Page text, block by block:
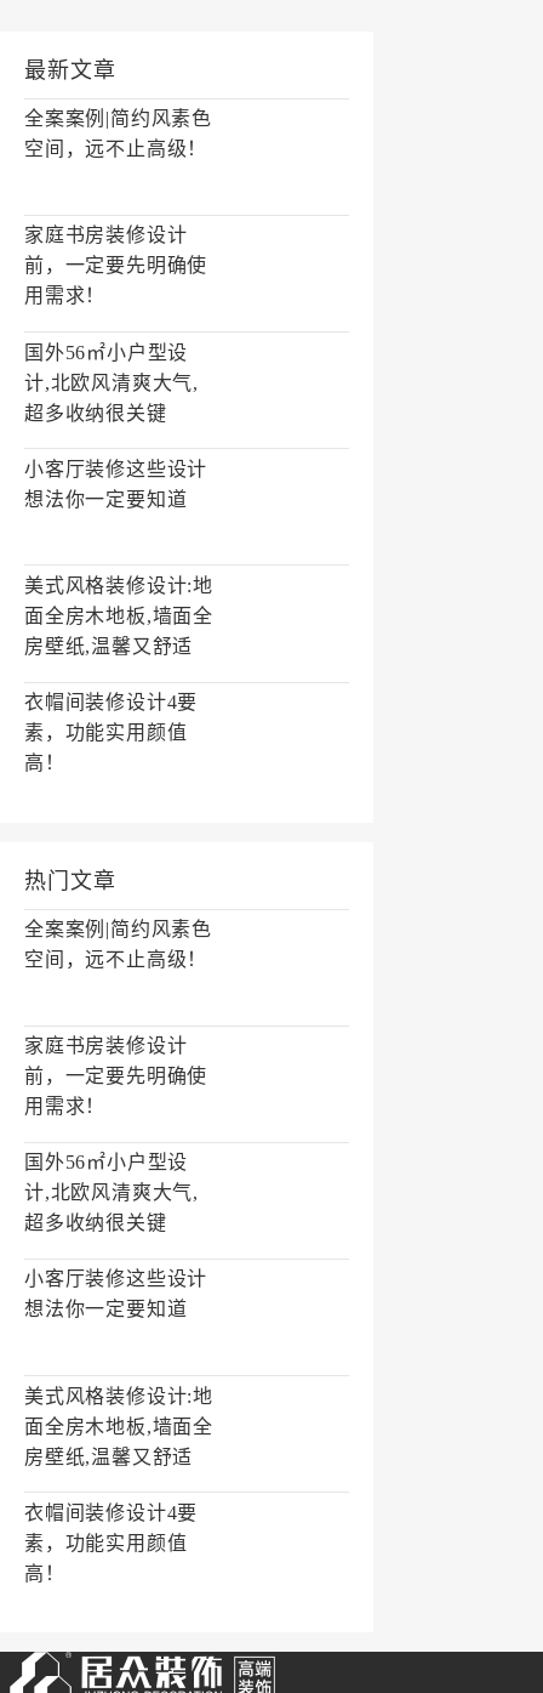
最新文章
全案案例|简约风素色
空间，远不止高级！
家庭书房装修设计
前，一定要先明确使
用需求！
国外56㎡小户型设
计,北欧风清爽大气,
超多收纳很关键
小客厅装修这些设计
想法你一定要知道
美式风格装修设计:地
面全房木地板,墙面全
房壁纸,温馨又舒适
衣帽间装修设计4要
素，功能实用颜值
高！
热门文章
全案案例|简约风素色
空间，远不止高级！
家庭书房装修设计
前，一定要先明确使
用需求！
国外56㎡小户型设
计,北欧风清爽大气,
超多收纳很关键
小客厅装修这些设计
想法你一定要知道
美式风格装修设计:地
面全房木地板,墙面全
房壁纸,温馨又舒适
衣帽间装修设计4要
素，功能实用颜值
高！